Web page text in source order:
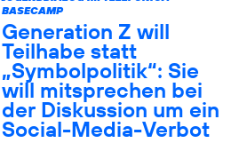
BASECAMP
Generation Z will
Teilhabe statt
„Symbolpolitik“: Sie
will mitsprechen bei
der Diskussion um ein
Social-Media-Verbot